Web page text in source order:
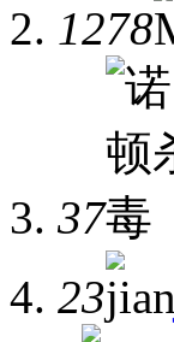
1278
37
23